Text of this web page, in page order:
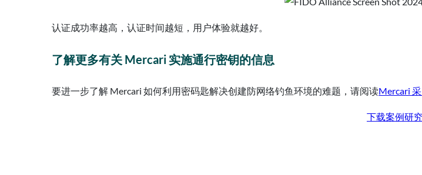
认证成功率越高，认证时间越短，用户体验就越好。
了解更多有关 Mercari 实施通行密钥的信息
要进一步了解 Mercari 如何利用密码匙解决创建防网络钓鱼环境的难题，请阅读Mercari
下载案例研究